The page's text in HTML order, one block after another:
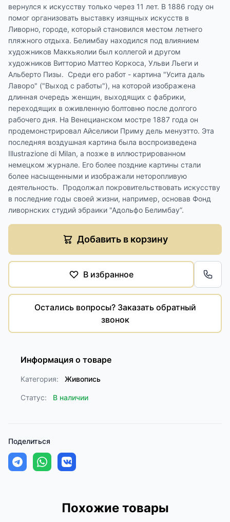
вернулся к искусству только через 11 лет. В 1886 году он
помог организовать выставку изящных искусств в
Ливорно, городе, который становился местом летнего
пляжного отдыха. Белимбау находился под влиянием
художников Маккьяолии был коллегой и другом
художников Витторио Маттео Коркоса, Ульви Льеги и
Альберто Пизы. Среди его работ - картина "Усита даль
Лаворо" ("Выход с работы"), на которой изображена
длинная очередь женщин, выходящих с фабрики,
переходящих в оживленную болтовню после долгого
рабочего дня. На Венецианском мостре 1887 года он
продемонстрировал Айселиюи Приму дель менуэтто. Эта
последняя воздушная картина была воспроизведена
Illustrazione di Milan, а позже в иллюстрированном
немецком журнале. Его более поздние картины стали
более насыщенными и изображали неторопливую
деятельность. Продолжал покровительствовать искусству
в последние годы своей жизни, например, основав Фонд
ливорнских студий эбраики "Адольфо Белимбау”.
Добавить в корзину
В избранное
Остались вопросы? Заказать обратный
звонок
Информация о товаре
Категория: Живопись
Статус: В наличии
Поделиться
Похожие товары